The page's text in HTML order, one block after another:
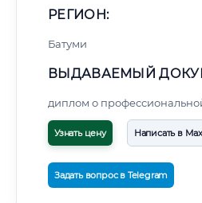
РЕГИОН:
Батуми
ВЫДАВАЕМЫЙ
диплом о
Узнать цену Написать в Max
Задать вопрос в Telegram